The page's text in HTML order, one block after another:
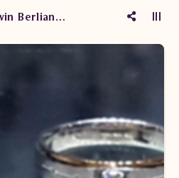
Cincin Kawin Berlian CRWM.J759R LLt eDL